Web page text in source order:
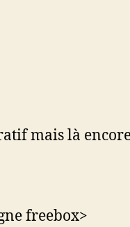
mais là
freebox>